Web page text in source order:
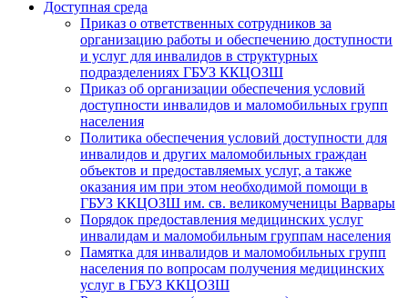
Доступная среда
Приказ о ответственных сотрудников за
организацию работы и обеспечению доступности
и услуг для инвалидов в структурных
подразделениях ГБУЗ ККЦОЗШ
Приказ об организации обеспечения условий
доступности инвалидов и маломобильных групп
населения
Политика обеспечения условий доступности для
инвалидов и других маломобильных граждан
объектов и предоставляемых услуг, а также
оказания им при этом необходимой помощи в
ГБУЗ ККЦОЗШ им. св. великомученицы Варвары
Порядок предоставления медицинских услуг
инвалидам и маломобильным группам населения
Памятка для инвалидов и маломобильных групп
населения по вопросам получения медицинских
услуг в ГБУЗ ККЦОЗШ